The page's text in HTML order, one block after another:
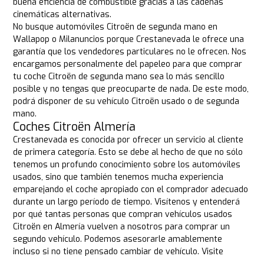
cinemáticas alternativas.
No busque automóviles Citroën de segunda mano en
Wallapop o Milanuncios porque Crestanevada le ofrece una
garantía que los vendedores particulares no le ofrecen. Nos
encargamos personalmente del papeleo para que comprar
tu coche Citroën de segunda mano sea lo más sencillo
posible y no tengas que preocuparte de nada. De este modo,
podrá disponer de su vehículo Citroën usado o de segunda
mano.
Coches Citroën Almería
Crestanevada es conocida por ofrecer un servicio al cliente
de primera categoría. Esto se debe al hecho de que no sólo
tenemos un profundo conocimiento sobre los automóviles
usados, sino que también tenemos mucha experiencia
emparejando el coche apropiado con el comprador adecuado
durante un largo período de tiempo. Visítenos y entenderá
por qué tantas personas que compran vehículos usados
Citroën en Almería vuelven a nosotros para comprar un
segundo vehículo. Podemos asesorarle amablemente
incluso si no tiene pensado cambiar de vehículo. Visite